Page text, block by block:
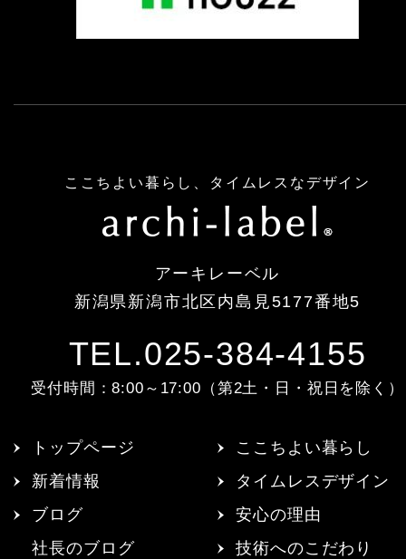
ここちよい暮らし、タイムレスなデザイン
アーキレーベル
新潟県新潟市北区内島見5177番地5
TEL.025-384-4155
受付時間：8:00～17:00（第2土・日・祝日を除く）
トップページ
新着情報
ブログ
社長のブログ
ここちよい暮らし
タイムレスデザイン
安心の理由
技術へのこだわり